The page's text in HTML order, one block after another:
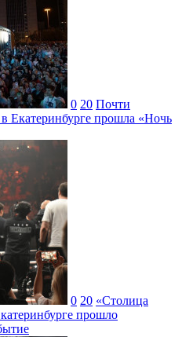
0 20 Почти
Екатеринбурге прошла «Ночь
0 20 «Столица
прошло